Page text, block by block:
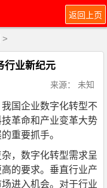
返回上页
>
行业新纪元
来源： 未知
国企业数字化转型不
革命和产业变革大势
重要抓手。
，数字化转型需求呈
的要求。垂直行业产
进入机会。对于行业